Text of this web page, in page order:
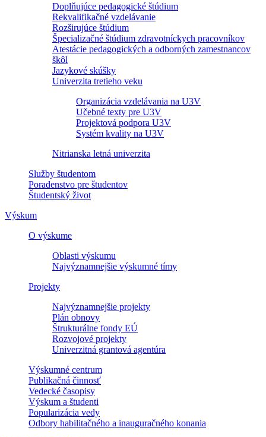
Doplňujúce pedagogické štúdium
Rekvalifikačné vzdelávanie
Rozširujúce štúdium
Špecializačné štúdium zdravotníckych pracovníkov
Atestácie pedagogických a odborných zamestnancov
škôl
Jazykové skúšky
Univerzita tretieho veku
Organizácia vzdelávania na U3V
Učebné texty pre U3V
Projektová podpora U3V
Systém kvality na U3V
Nitrianska letná univerzita
Služby študentom
Poradenstvo pre študentov
Študentský život
Výskum
O výskume
Oblasti výskumu
Najvýznamnejšie výskumné tímy
Projekty
Najvýznamnejšie projekty
Plán obnovy
Štrukturálne fondy EÚ
Rozvojové projekty
Univerzitná grantová agentúra
Výskumné centrum
Publikačná činnosť
Vedecké časopisy
Výskum a študenti
Popularizácia vedy
Odbory habilitačného a inauguračného konania